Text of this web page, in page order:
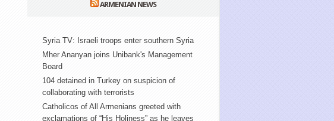
ARMENIAN NEWS
Syria TV: Israeli troops enter southern Syria
Mher Ananyan joins Unibank's Management
Board
104 detained in Turkey on suspicion of
collaborating with terrorists
Catholicos of All Armenians greeted with
exclamations of “His Holiness” as he leaves